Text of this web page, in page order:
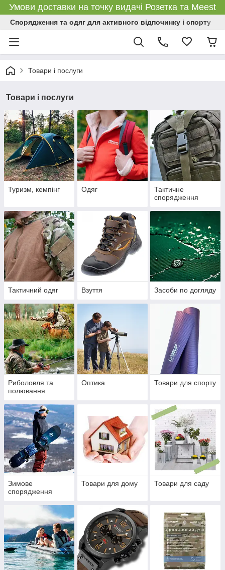
Умови доставки на точку видачі Розетка та Meest
Спорядження та одяг для активного відпочинку і спорту
Товари і послуги
Товари і послуги
Туризм, кемпінг Одяг
Тактичне
спорядження
Тактичний одяг Взуття Засоби по догляду
Риболовля та
полювання
Оптика Товари для спорту
Зимове
спорядження
Товари для дому Товари для саду